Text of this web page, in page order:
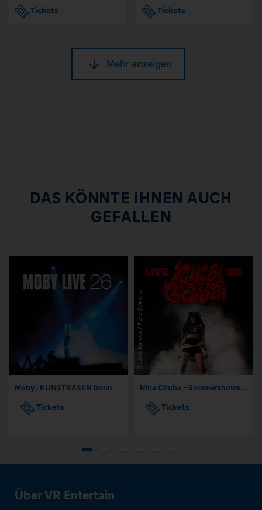
Tickets
Tickets
Mehr anzeigen
DAS KÖNNTE IHNEN AUCH
GEFALLEN
Moby | KUNSTRASEN bonn
Tickets
Nina Chuba - Sommershows 2026
Tickets
Über VR Entertain